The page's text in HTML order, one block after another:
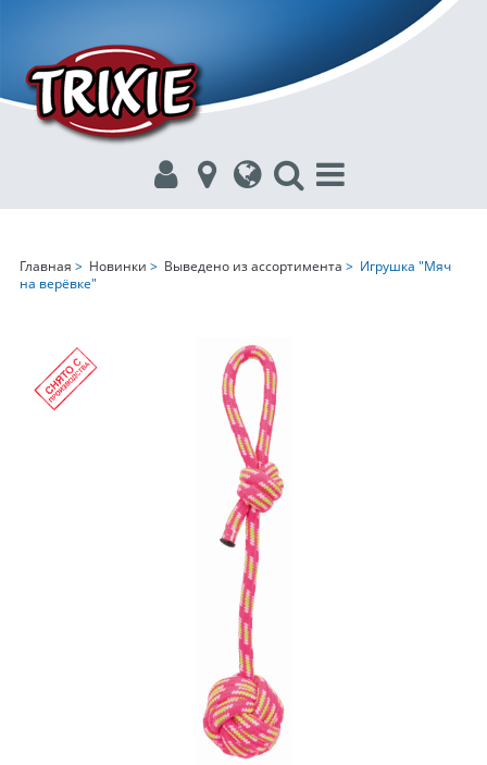
Главная > Новинки > Выведено из ассортимента > Игрушка "Мяч
на верёвке"